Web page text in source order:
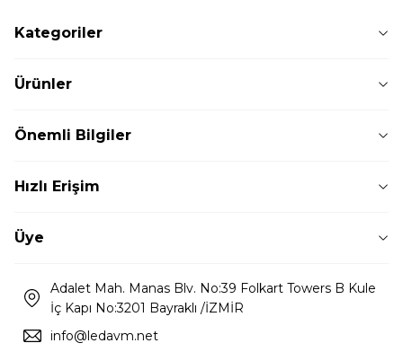
Kategoriler
Ürünler
Önemli Bilgiler
Hızlı Erişim
Üye
Adalet Mah. Manas Blv. No:39 Folkart Towers B Kule
İç Kapı No:3201 Bayraklı /İZMİR
info@ledavm.net